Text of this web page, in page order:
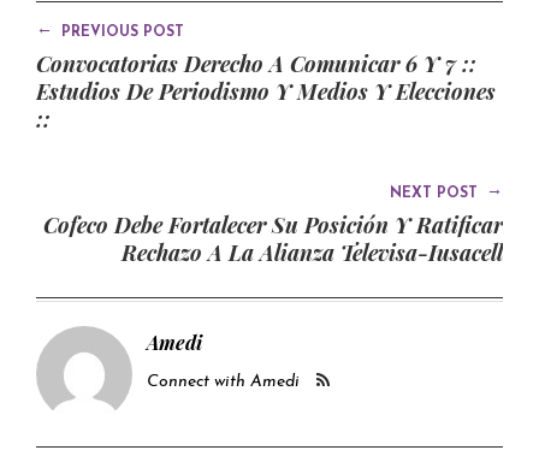
← PREVIOUS POST
Convocatorias Derecho A Comunicar 6 Y 7 ::
Estudios De Periodismo Y Medios Y Elecciones
::
NEXT POST →
Cofeco Debe Fortalecer Su Posición Y Ratificar
Rechazo A La Alianza Televisa-Iusacell
Amedi
Connect with Amedi